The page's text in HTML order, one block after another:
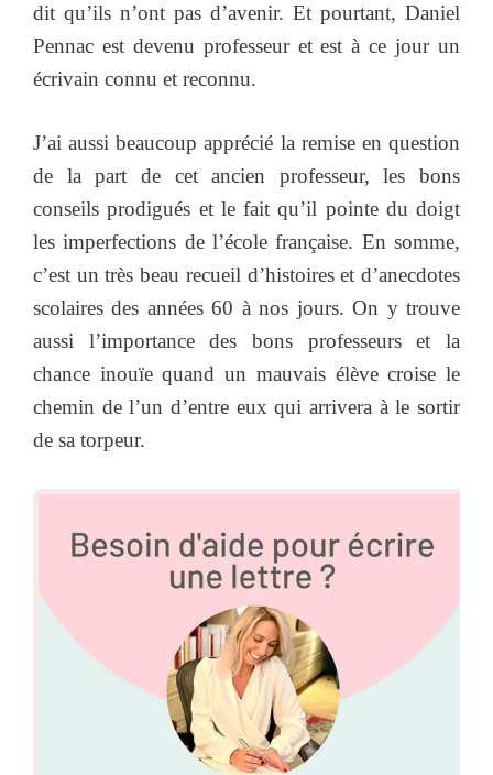
dit qu’ils n’ont pas d’avenir. Et pourtant, Daniel
Pennac est devenu professeur et est à ce jour un
écrivain connu et reconnu.
J’ai aussi beaucoup apprécié la remise en question
de la part de cet ancien professeur, les bons
conseils prodigués et le fait qu’il pointe du doigt
les imperfections de l’école française. En somme,
c’est un très beau recueil d’histoires et d’anecdotes
scolaires des années 60 à nos jours. On y trouve
aussi l’importance des bons professeurs et la
chance inouïe quand un mauvais élève croise le
chemin de l’un d’entre eux qui arrivera à le sortir
de sa torpeur.